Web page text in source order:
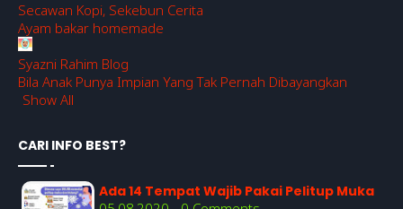
Secawan Kopi, Sekebun Cerita
Ayam bakar homemade
Syazni Rahim Blog
Bila Anak Punya Impian Yang Tak Pernah Dibayangkan
Show All
CARI INFO BEST?
Ada 14 Tempat Wajib Pakai Pelitup Muka